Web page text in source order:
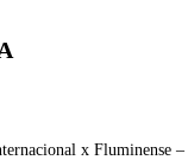
x Fluminense –